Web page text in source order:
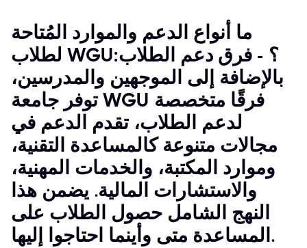
ما أنواع الدعم والموارد المُتاحة
لطلاب WGU؟ - فرق دعم الطلاب:
بالإضافة إلى الموجهين والمدرسين،
توفر جامعة WGU فرقًا متخصصة
لدعم الطلاب، تقدم الدعم في
مجالات متنوعة كالمساعدة التقنية،
وموارد المكتبة، والخدمات المهنية،
والاستشارات المالية. يضمن هذا
النهج الشامل حصول الطلاب على
المساعدة متى وأينما احتاجوا إليها.